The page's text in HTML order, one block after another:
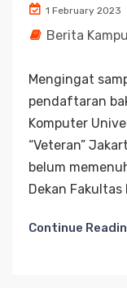
1 February 2023
Berita
Mengingat
pendaftaran
Komputer
“Veteran”
belum
Dekan Fakultas
Continue